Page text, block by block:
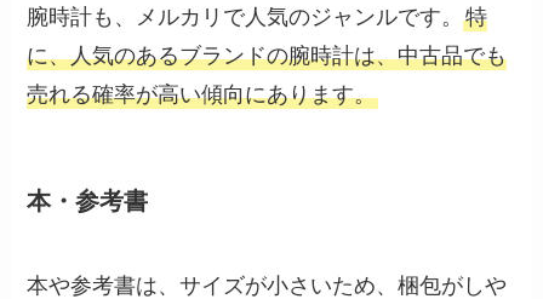
腕時計も、メルカリで人気のジャンルです。特
に、人気のあるブランドの腕時計は、中古品でも
売れる確率が高い傾向にあります。
本・参考書
本や参考書は、サイズが小さいため、梱包がしや